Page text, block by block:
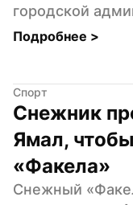
городской
Подробнее >
Спорт
Снежник
Ямал,
«Факела»
Снежный